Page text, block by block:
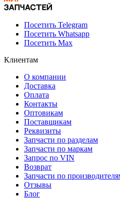
Посетить Telegram
Посетить Whatsapp
Посетить Max
Клиентам
О компании
Доставка
Оплата
Контакты
Оптовикам
Поставщикам
Реквизиты
Запчасти по разделам
Запчасти по маркам
Запрос по VIN
Возврат
Запчасти по
Отзывы
Блог